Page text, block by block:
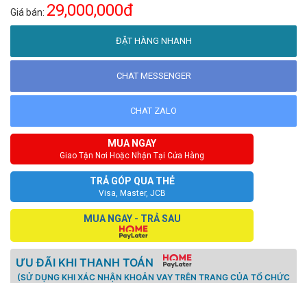
Giá bán: 29,000,000đ
ĐẶT HÀNG NHANH
CHAT MESSENGER
CHAT ZALO
MUA NGAY
Giao Tận Nơi Hoặc Nhận Tại Cửa Hàng
TRẢ GÓP QUA THẺ
Visa, Master, JCB
MUA NGAY - TRẢ SAU
ƯU ĐÃI KHI THANH TOÁN
(SỬ DỤNG KHI XÁC NHẬN KHOẢN VAY TRÊN TRANG CỦA TỔ CHỨC